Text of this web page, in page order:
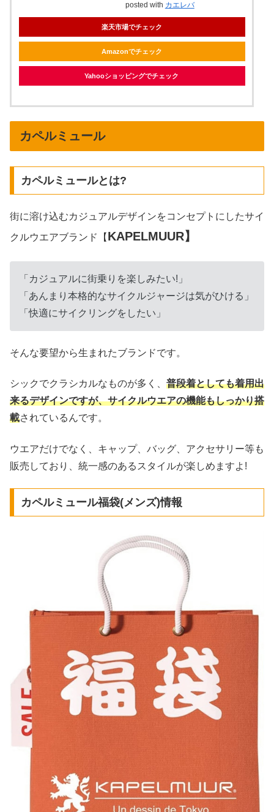
posted with カエレバ
楽天市場でチェック
Amazonでチェック
Yahooショッピングでチェック
カペルミュール
カペルミュールとは?
街に溶け込むカジュアルデザインをコンセプトにしたサイ
クルウエアブランド【 KAPELMUUR】
「カジュアルに街乗りを楽しみたい!」
「あんまり本格的なサイクルジャージは気がひける」
「快適にサイクリングをしたい」
そんな要望から生まれたブランドです。
シックでクラシカルなものが多く、 普段着としても着用出
来るデザインですが、サイクルウエアの機能もしっかり搭
載されているんです。
ウエアだけでなく、キャップ、バッグ、アクセサリー等も
販売しており、統一感のあるスタイルが楽しめますよ!
カペルミュール福袋(メンズ)情報